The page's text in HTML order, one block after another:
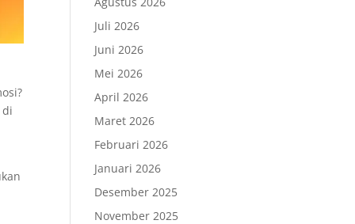
di
Juli 2026
Juni 2026
Mei 2026
April 2026
Maret 2026
Februari 2026
Januari 2026
Desember 2025
November 2025